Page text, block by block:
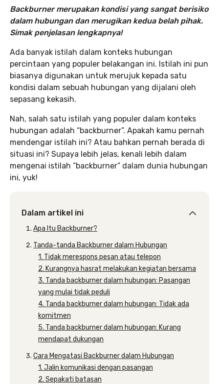
Backburner merupakan kondisi yang sangat berisiko
dalam hubungan dan merugikan kedua belah pihak.
Simak penjelasan lengkapnya!
Ada banyak istilah dalam konteks hubungan
percintaan yang populer belakangan ini. Istilah ini pun
biasanya digunakan untuk merujuk kepada satu
kondisi dalam sebuah hubungan yang dijalani oleh
sepasang kekasih.
Nah, salah satu istilah yang populer dalam konteks
hubungan adalah “backburner”. Apakah kamu pernah
mendengar istilah ini? Atau bahkan pernah berada di
situasi ini? Supaya lebih jelas, kenali lebih dalam
mengenai istilah “backburner” dalam dunia hubungan
ini, yuk!
Dalam artikel ini
Apa Itu Backburner?
Tanda-tanda Backburner dalam Hubungan
1. Tidak merespons pesan atau telepon
2. Kurangnya hasrat melakukan kegiatan bersama
3. Tanda backburner dalam hubungan: Pasangan
yang mulai tidak peduli
4. Tanda backburner dalam hubungan: Tidak ada
komitmen
5. Tanda backburner dalam hubungan: Kurang
mendapat dukungan
Cara Mengatasi Backburner dalam Hubungan
1. Jalin komunikasi dengan pasangan
2. Sepakati batasan